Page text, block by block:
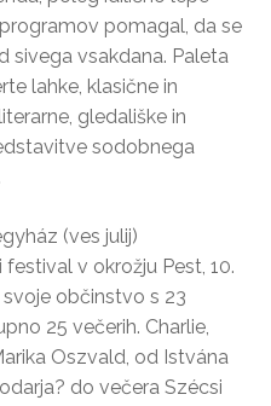
pomagal, da se
sivega vsakdana. Paleta
lahke, klasične in
gledališke in
sodobnega
(ves julij)
v okrožju Pest, 10.
občinstvo s 23
25 večerih. Charlie,
Oszvald, od Istvána
do večera Szécsi